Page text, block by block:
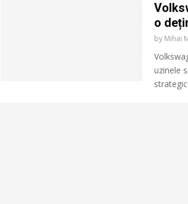
o
by Mihai
uzinele